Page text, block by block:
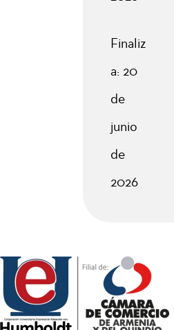
Finaliz
a: 20
de
junio
de
2026